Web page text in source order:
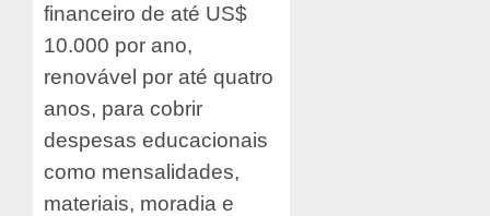
financeiro de até US$
10.000 por ano,
renovável por até quatro
anos, para cobrir
despesas educacionais
como mensalidades,
materiais, moradia e